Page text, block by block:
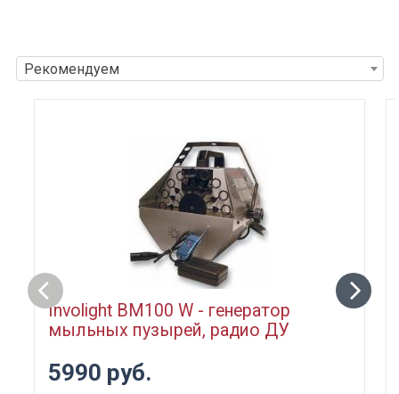
Рекомендуем
Involight BM100 W - генератор
мыльных пузырей, радио ДУ
5990 руб.